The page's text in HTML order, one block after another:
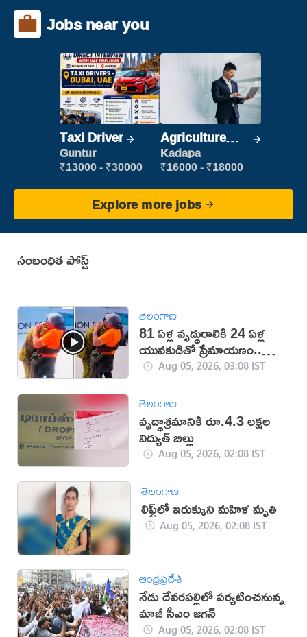
Jobs near you
Taxi Driver
Guntur
₹13000 - ₹30000
Agriculture
Labour
Kadapa
₹16000 - ₹18000
Explore more jobs
సంబంధిత పోస్ట్
తెలంగాణ
81 ఏళ్ల వృద్ధురాలికి 24 ఏళ్ల
యువకుడితో ప్రేమాయణం..
సెప్టెంబర్‌లో పెళ్లి!
Aug 05, 2026, 03:08 IST
తెలంగాణ
వృద్ధాశ్రమానికి రూ.4.3 లక్షల
విద్యుత్‌ బిల్లు
Aug 05, 2026, 02:08 IST
తెలంగాణ
లిఫ్ట్‌లో ఇరుక్కుని మహిళ మృతి
Aug 05, 2026, 02:08 IST
ఆంధ్రప్రదేశ్
నేడు దేవరపల్లిలో పర్యటించనున్న
మాజీ సీఎం జగన్
Aug 05, 2026, 02:08 IST